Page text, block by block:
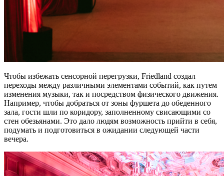
Чтобы избежать сенсорной перегрузки, Friedland создал
переходы между различными элементами событий, как путем
изменения музыки, так и посредством физического движения.
Например, чтобы добраться от зоны фуршета до обеденного
зала, гости шли по коридору, заполненному свисающими со
стен обезьянами. Это дало людям возможность прийти в себя,
подумать и подготовиться в ожидании следующей части
вечера.